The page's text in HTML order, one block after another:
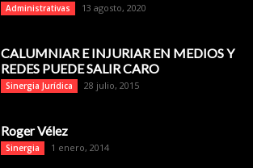
Administrativas 13 agosto, 2020
CALUMNIAR E INJURIAR EN MEDIOS Y
REDES PUEDE SALIR CARO
Sinergia Jurídica 28 julio, 2015
Roger Vélez
Sinergia 1 enero, 2014